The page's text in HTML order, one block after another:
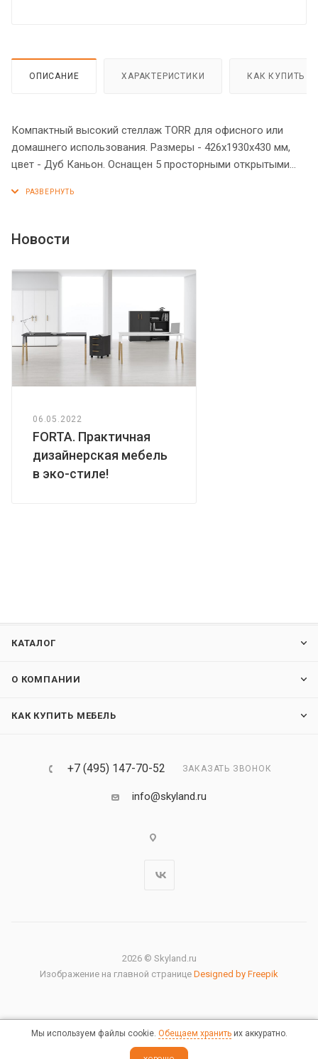
ОПИСАНИЕ ХАРАКТЕРИСТИКИ КАК КУПИТЬ
Компактный высокий стеллаж TORR для офисного или
домашнего использования. Размеры - 426х1930х430 мм,
цвет - Дуб Каньон. Оснащен 5 просторными открытыми
силовыми креплениями – эксцентриковыми стяжками.
мм. Регулируемые по высоте опоры обеспечат стеллажу
Новости
06.05.2022
FORTA. Практичная
дизайнерская мебель
в эко-стиле!
КАТАЛОГ
О КОМПАНИИ
КАК КУПИТЬ МЕБЕЛЬ
+7 (495) 147-70-52 ЗАКАЗАТЬ ЗВОНОК
info@skyland.ru
2026 © Skyland.ru
Изображение на главной странице Designed by Freepik
Правовая информация
Мы используем файлы cookie. Обещаем хранитьих аккуратно.